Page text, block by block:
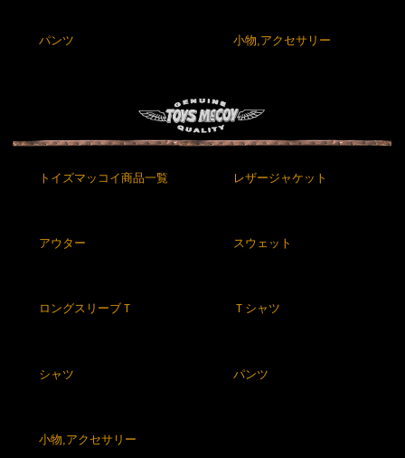
パンツ 小物,アクセサリー
トイズマッコイ商品一覧 レザージャケット
アウター スウェット
ロングスリーブＴ Ｔシャツ
シャツ パンツ
小物,アクセサリー